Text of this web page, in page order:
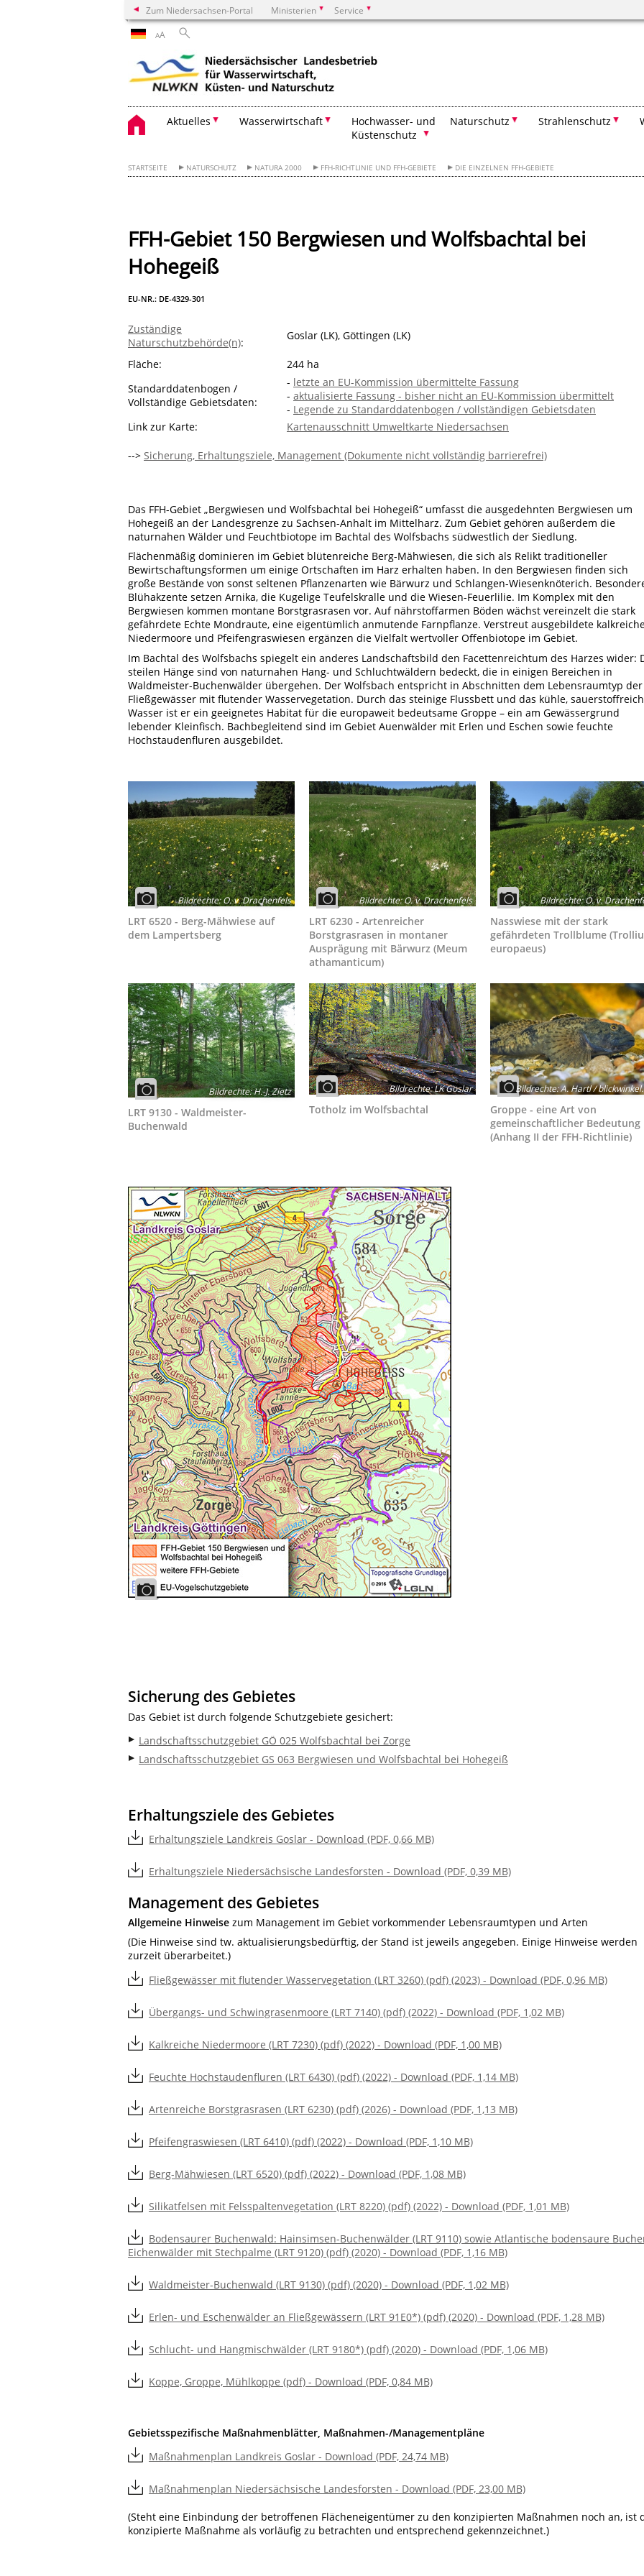
Zum Niedersachsen-Portal Ministerien Service
AA
Aktuelles Wasserwirtschaft
Hochwasser- und
Küstenschutz
Naturschutz Strahlenschutz
STARTSEITE NATURSCHUTZ NATURA 2000 FFH-RICHTLINIE UND FFH-GEBIETE DIE EINZELNEN FFH-GEBIETE
FFH-Gebiet 150 Bergwiesen und Wolfsbachtal bei
Hohegeiß
EU-NR.: DE-4329-301
Zuständige
Naturschutzbehörde(n):
Goslar (LK), Göttingen (LK)
Fläche:
244 ha
Standarddatenbogen /
Vollständige Gebietsdaten:
- letzte an EU-Kommission übermittelte Fassung
- aktualisierte Fassung - bisher nicht an EU-Kommission übermittelt
- Legende zu Standarddatenbogen / vollständigen Gebietsdaten
Link zur Karte:
Kartenausschnitt Umweltkarte Niedersachsen
--> Sicherung, Erhaltungsziele, Management (Dokumente nicht vollständig barrierefrei)
Das FFH-Gebiet „Bergwiesen und Wolfsbachtal bei Hohegeiß“ umfasst die ausgedehnten Bergwiesen um
Hohegeiß an der Landesgrenze zu Sachsen-Anhalt im Mittelharz. Zum Gebiet gehören außerdem die
naturnahen Wälder und Feuchtbiotope im Bachtal des Wolfsbachs südwestlich der Siedlung.
Flächenmäßig dominieren im Gebiet blütenreiche Berg-Mähwiesen, die sich als Relikt traditioneller
Bewirtschaftungsformen um einige Ortschaften im Harz erhalten haben. In den Bergwiesen finden sich
große Bestände von sonst seltenen Pflanzenarten wie Bärwurz und Schlangen-Wiesenknöterich.
Blühakzente setzen Arnika, die Kugelige Teufelskralle und die Wiesen-Feuerlilie. Im Komplex mit den
Bergwiesen kommen montane Borstgrasrasen vor. Auf nährstoffarmen Böden wächst vereinzelt die stark
gefährdete Echte Mondraute, eine eigentümlich anmutende Farnpflanze. Verstreut ausgebildete
Niedermoore und Pfeifengraswiesen ergänzen die Vielfalt wertvoller Offenbiotope im Gebiet.
Im Bachtal des Wolfsbachs spiegelt ein anderes Landschaftsbild den Facettenreichtum des Harzes wider:
steilen Hänge sind von naturnahen Hang- und Schluchtwäldern bedeckt, die in einigen Bereichen in
Waldmeister-Buchenwälder übergehen. Der Wolfsbach entspricht in Abschnitten dem Lebensraumtyp der
Fließgewässer mit flutender Wasservegetation. Durch das steinige Flussbett und das kühle,
Wasser ist er ein geeignetes Habitat für die europaweit bedeutsame Groppe – ein am Gewässergrund
lebender Kleinfisch. Bachbegleitend sind im Gebiet Auenwälder mit Erlen und Eschen sowie feuchte
Hochstaudenfluren ausgebildet.
Bildrechte:O. v. Drachenfels
LRT 6520 - Berg-Mähwiese auf
dem Lampertsberg
Bildrechte:O. v. Drachenfels
LRT 6230 - Artenreicher
Borstgrasrasen in montaner
Ausprägung mit Bärwurz (Meum
athamanticum)
Bildrechte:O. v.
Nasswiese mit der stark
gefährdeten Trollblume
europaeus)
Bildrechte:H.-J. Zietz
LRT 9130 - Waldmeister-
Buchenwald
Bildrechte:LK Goslar
Totholz im Wolfsbachtal
Bildrechte:A. Hartl /
Groppe - eine Art von
gemeinschaftlicher Bedeutung
(Anhang II der FFH-Richtlinie)
Sicherung des Gebietes
Das Gebiet ist durch folgende Schutzgebiete gesichert:
Landschaftsschutzgebiet GÖ 025 Wolfsbachtal bei Zorge
Landschaftsschutzgebiet GS 063 Bergwiesen und Wolfsbachtal bei Hohegeiß
Erhaltungsziele des Gebietes
Erhaltungsziele Landkreis Goslar - Download (PDF, 0,66 MB)
Erhaltungsziele Niedersächsische Landesforsten - Download (PDF, 0,39 MB)
Management des Gebietes
Allgemeine Hinweise zum Management im Gebiet vorkommender Lebensraumtypen und Arten
(Die Hinweise sind tw. aktualisierungsbedürftig, der Stand ist jeweils angegeben. Einige Hinweise werden
zurzeit überarbeitet.)
Fließgewässer mit flutender Wasservegetation (LRT 3260) (pdf) (2023) - Download (PDF, 0,96 MB)
Übergangs- und Schwingrasenmoore (LRT 7140) (pdf) (2022) - Download (PDF, 1,02 MB)
Kalkreiche Niedermoore (LRT 7230) (pdf) (2022) - Download (PDF, 1,00 MB)
Feuchte Hochstaudenfluren (LRT 6430) (pdf) (2022) - Download (PDF, 1,14 MB)
Artenreiche Borstgrasrasen (LRT 6230) (pdf) (2026) - Download (PDF, 1,13 MB)
Pfeifengraswiesen (LRT 6410) (pdf) (2022) - Download (PDF, 1,10 MB)
Berg-Mähwiesen (LRT 6520) (pdf) (2022) - Download (PDF, 1,08 MB)
Silikatfelsen mit Felsspaltenvegetation (LRT 8220) (pdf) (2022) - Download (PDF, 1,01 MB)
Bodensaurer Buchenwald: Hainsimsen-Buchenwälder (LRT 9110) sowie Atlantische bodensaure
Eichenwälder mit Stechpalme (LRT 9120) (pdf) (2020) - Download (PDF, 1,16 MB)
Waldmeister-Buchenwald (LRT 9130) (pdf) (2020) - Download (PDF, 1,02 MB)
Erlen- und Eschenwälder an Fließgewässern (LRT 91E0*) (pdf) (2020) - Download (PDF, 1,28 MB)
Schlucht- und Hangmischwälder (LRT 9180*) (pdf) (2020) - Download (PDF, 1,06 MB)
Koppe, Groppe, Mühlkoppe (pdf) - Download (PDF, 0,84 MB)
Gebietsspezifische Maßnahmenblätter, Maßnahmen-/Managementpläne
Maßnahmenplan Landkreis Goslar - Download (PDF, 24,74 MB)
Maßnahmenplan Niedersächsische Landesforsten - Download (PDF, 23,00 MB)
(Steht eine Einbindung der betroffenen Flächeneigentümer zu den konzipierten Maßnahmen noch an, ist
konzipierte Maßnahme als vorläufig zu betrachten und entsprechend gekennzeichnet.)